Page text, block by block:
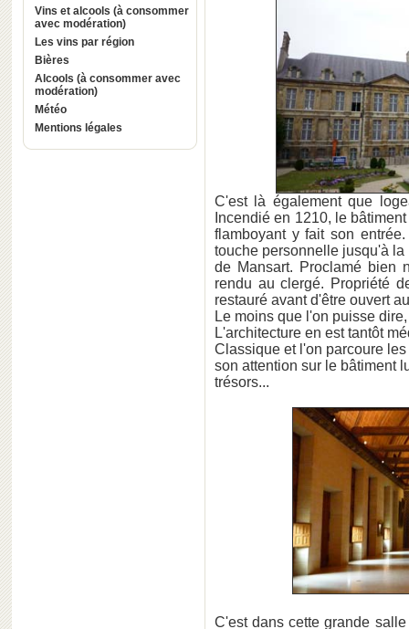
Vins et alcools (à consommer
avec modération)
Les vins par région
Bières
Alcools (à consommer avec
modération)
Météo
Mentions légales
C'est là également que
Incendié en 1210, le
flamboyant y fait son
touche personnelle jusqu'à
de Mansart. Proclamé bien
rendu au clergé. Propriété
restauré avant d'être ouvert
Le moins que l'on puisse
L'architecture en est tantôt
Classique et l'on parcoure
son attention sur le bâtiment
trésors...
C'est dans cette grande